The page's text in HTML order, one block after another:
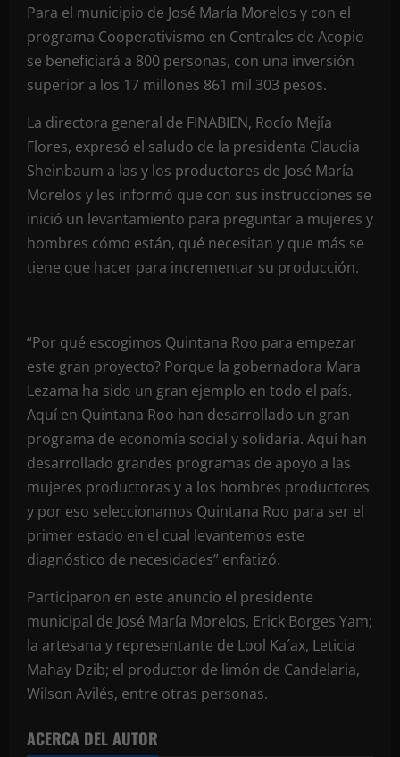
Para el municipio de José María Morelos y con el
programa Cooperativismo en Centrales de Acopio
se beneficiará a 800 personas, con una inversión
superior a los 17 millones 861 mil 303 pesos.
La directora general de FINABIEN, Rocío Mejía
Flores, expresó el saludo de la presidenta Claudia
Sheinbaum a las y los productores de José María
Morelos y les informó que con sus instrucciones se
inició un levantamiento para preguntar a mujeres y
hombres cómo están, qué necesitan y que más se
tiene que hacer para incrementar su producción.
“Por qué escogimos Quintana Roo para empezar
este gran proyecto? Porque la gobernadora Mara
Lezama ha sido un gran ejemplo en todo el país.
Aquí en Quintana Roo han desarrollado un gran
programa de economía social y solidaria. Aquí han
desarrollado grandes programas de apoyo a las
mujeres productoras y a los hombres productores
y por eso seleccionamos Quintana Roo para ser el
primer estado en el cual levantemos este
diagnóstico de necesidades” enfatizó.
Participaron en este anuncio el presidente
municipal de José María Morelos, Erick Borges Yam;
la artesana y representante de Lool Ka´ax, Leticia
Mahay Dzib; el productor de limón de Candelaria,
Wilson Avilés, entre otras personas.
ACERCA DEL AUTOR